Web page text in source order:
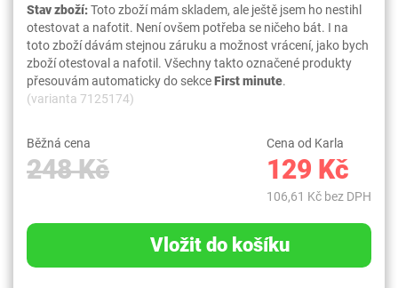
Stav zboží:Toto zboží mám skladem, ale ještě jsem ho nestihl
otestovat a nafotit. Není ovšem potřeba se ničeho bát. I na
toto zboží dávám stejnou záruku a možnost vrácení, jako bych
zboží otestoval a nafotil. Všechny takto označené produkty
přesouvám automaticky do sekceFirst minute.
(varianta 7125174)
Běžná cena
248 Kč
Cena od Karla
129 Kč
106,61 Kč bez DPH
Vložit do košíku